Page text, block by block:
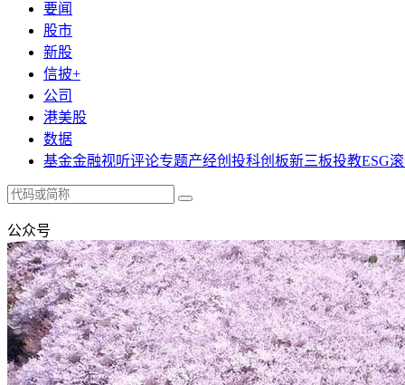
要闻
股市
新股
信披+
公司
港美股
数据
基金金融视听评论专题产经创投科创板新三板投教ESG
公众号